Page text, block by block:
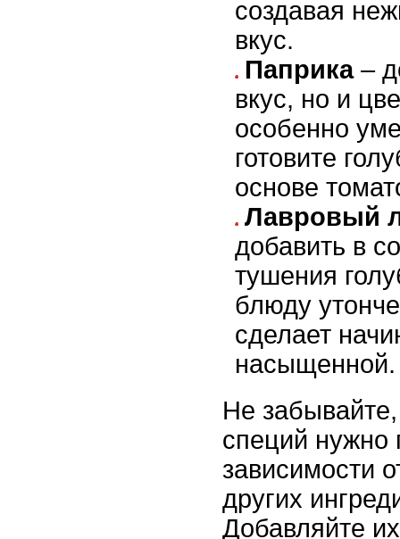
создавая
вкус.
Паприка–
вкус, но и
особенно
готовите
основе
Лавровый
добавить в
тушения
блюду
сделает
насыщенной.
Не забывайте,
специй нужно
зависимости
других
Добавляйте